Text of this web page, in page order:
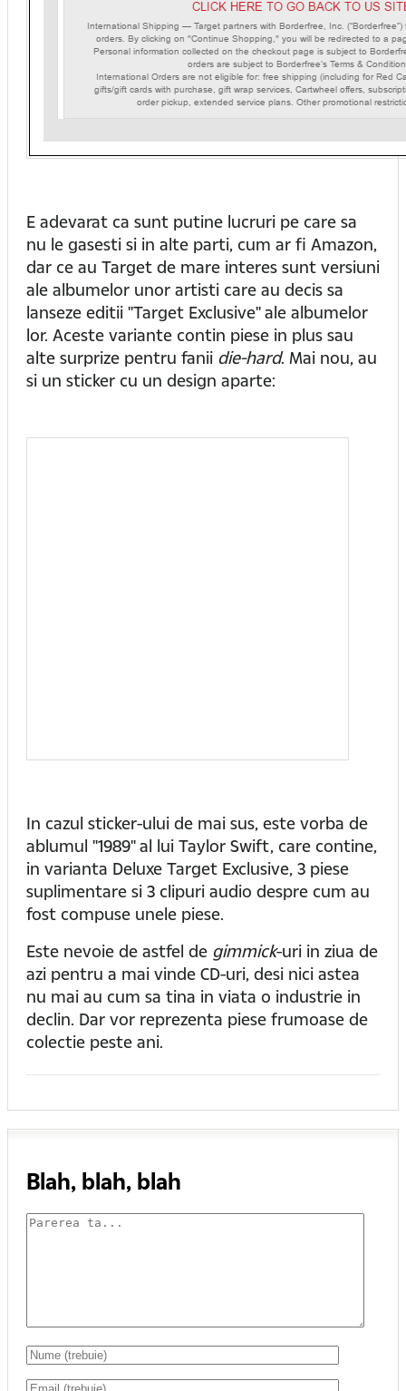
E adevarat ca sunt putine lucruri pe care sa
nu le gasesti si in alte parti, cum ar fi Amazon,
dar ce au Target de mare interes sunt versiuni
ale albumelor unor artisti care au decis sa
lanseze editii "Target Exclusive" ale albumelor
lor. Aceste variante contin piese in plus sau
alte surprize pentru fanii die-hard. Mai nou, au
si un sticker cu un design aparte:
In cazul sticker-ului de mai sus, este vorba de
ablumul "1989" al lui Taylor Swift, care contine,
in varianta Deluxe Target Exclusive, 3 piese
suplimentare si 3 clipuri audio despre cum au
fost compuse unele piese.
Este nevoie de astfel de gimmick-uri in ziua de
azi pentru a mai vinde CD-uri, desi nici astea
nu mai au cum sa tina in viata o industrie in
declin. Dar vor reprezenta piese frumoase de
colectie peste ani.
Blah, blah, blah